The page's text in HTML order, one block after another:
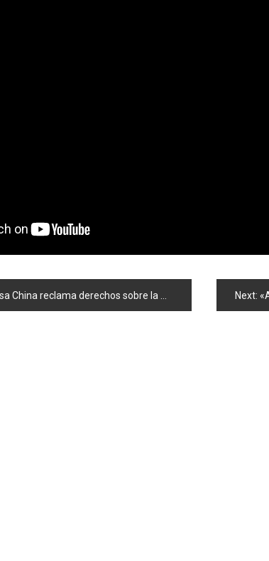
China reclama derechos sobre la marca «iPad» Next: